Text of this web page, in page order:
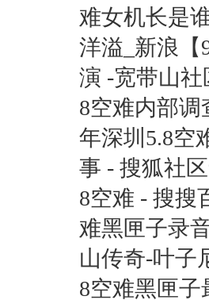
难女机长是
洋溢_新浪【
演 -宽带山
8空难内部调
年深圳5.8空
事 - 搜狐社
8空难 - 搜搜
难黑匣子录
山传奇-叶子
8空难黑匣子